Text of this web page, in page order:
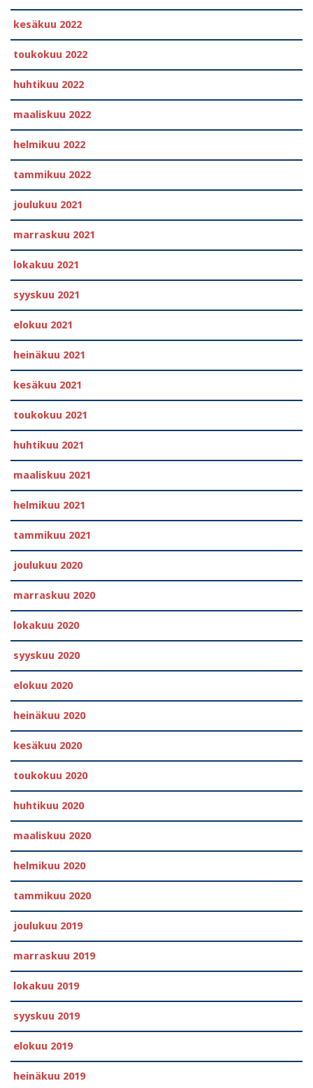
kesäkuu 2022
toukokuu 2022
huhtikuu 2022
maaliskuu 2022
helmikuu 2022
tammikuu 2022
joulukuu 2021
marraskuu 2021
lokakuu 2021
syyskuu 2021
elokuu 2021
heinäkuu 2021
kesäkuu 2021
toukokuu 2021
huhtikuu 2021
maaliskuu 2021
helmikuu 2021
tammikuu 2021
joulukuu 2020
marraskuu 2020
lokakuu 2020
syyskuu 2020
elokuu 2020
heinäkuu 2020
kesäkuu 2020
toukokuu 2020
huhtikuu 2020
maaliskuu 2020
helmikuu 2020
tammikuu 2020
joulukuu 2019
marraskuu 2019
lokakuu 2019
syyskuu 2019
elokuu 2019
heinäkuu 2019